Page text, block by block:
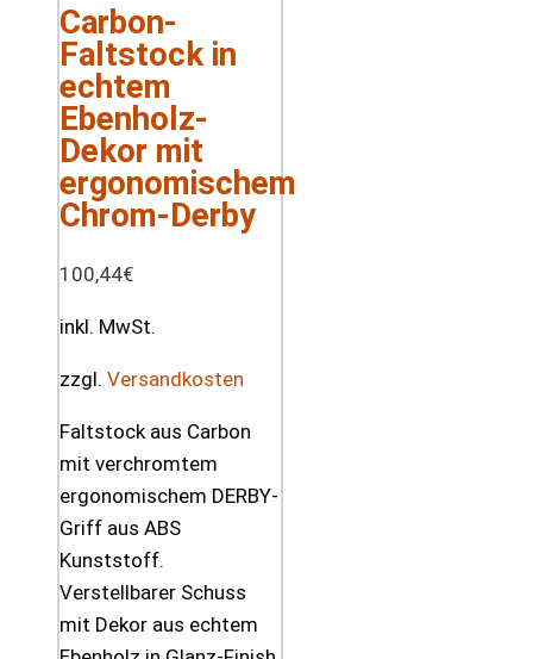
Carbon-
Faltstock in
echtem
Ebenholz-
Dekor mit
ergonomischem
Chrom-Derby
100,44€
inkl. MwSt.
zzgl. Versandkosten
Faltstock aus Carbon
mit verchromtem
ergonomischem DERBY-
Griff aus ABS
Kunststoff.
Verstellbarer Schuss
mit Dekor aus echtem